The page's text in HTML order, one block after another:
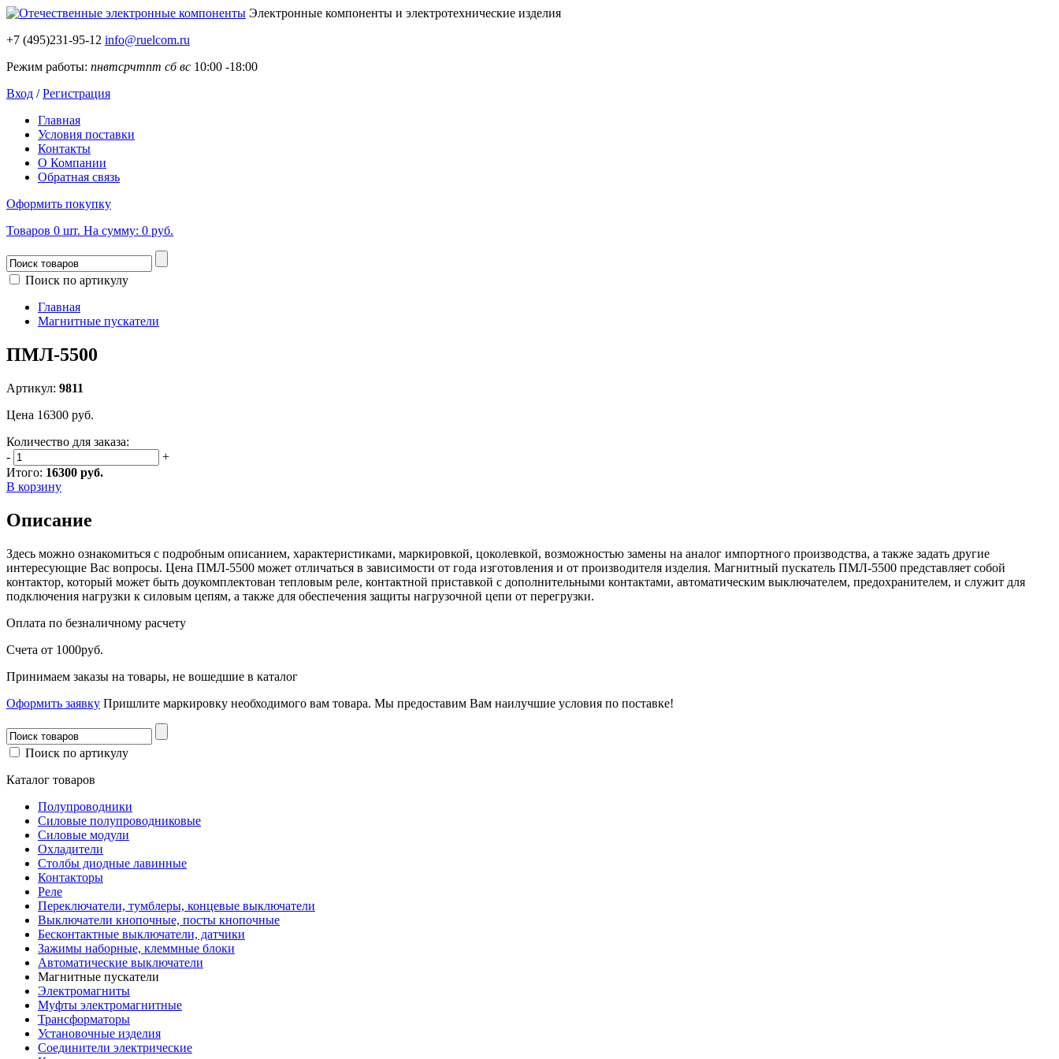
Электронные компоненты и электротехнические изделия
+7 (495)231-95-12 info@ruelcom.ru
Режим работы: пнвтсрчтпт сб вс 10:00 -18:00
Вход /Регистрация
Главная
Условия поставки
Контакты
О Компании
Обратная связь
Оформить покупку
Товаров 0 шт. На сумму: 0 руб.
Поиск по артикулу
Главная
Магнитные пускатели
ПМЛ-5500
Артикул: 9811
Цена 16300 руб.
Количество для заказа:
-
+
Итого: 16300 руб.
В корзину
Описание
Здесь можно ознакомиться с подробным описанием, характеристиками, маркировкой, цоколевкой, возможностью замены на аналог импортного производства, а также задать другие
интересующие Вас вопросы. Цена ПМЛ-5500 может отличаться в зависимости от года изготовления и от производителя изделия. Магнитный пускатель ПМЛ-5500 представляет собой
контактор, который может быть доукомплектован тепловым реле, контактной приставкой с дополнительными контактами, автоматическим выключателем, предохранителем, и служит для
подключения нагрузки к силовым цепям, а также для обеспечения защиты нагрузочной цепи от перегрузки.
Оплата по безналичному расчету
Счета от 1000руб.
Принимаем заказы на товары, не вошедшие в каталог
Оформить заявку Пришлите маркировку необходимого вам товара. Мы предоставим Вам наилучшие условия по поставке!
Поиск по артикулу
Каталог товаров
Полупроводники
Силовые полупроводниковые
Силовые модули
Охладители
Столбы диодные лавинные
Контакторы
Реле
Переключатели, тумблеры, концевые выключатели
Выключатели кнопочные, посты кнопочные
Бесконтактные выключатели, датчики
Зажимы наборные, клеммные блоки
Автоматические выключатели
Магнитные пускатели
Электромагниты
Муфты электромагнитные
Трансформаторы
Установочные изделия
Соединители электрические